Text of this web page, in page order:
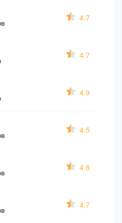
4.7
4.7
4.9
4.5
4.8
4.7